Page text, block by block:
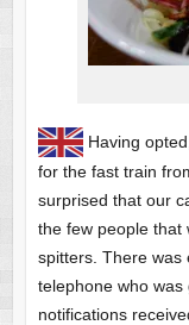
Having
for the fast train
surprised that our
the few people that
spitters. There was
telephone who
notifications